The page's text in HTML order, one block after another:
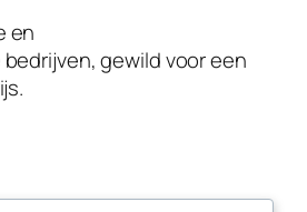
en
gewild voor een